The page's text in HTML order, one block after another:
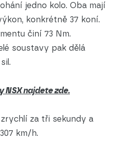
jedno kolo. Oba mají
konkrétně 37 koní.
činí 73 Nm.
soustavy pak dělá
NSX najdete zde.
za tři sekundy a
km/h.